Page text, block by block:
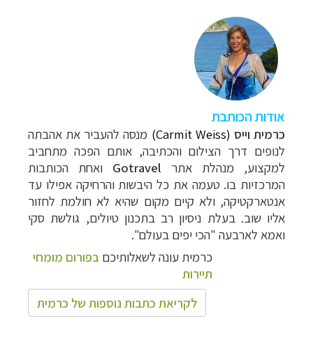
אודות הכותבת
כרמית וייס (Carmit Weiss)
מנסה להעביר את אהבתה
לנופים דרך הצילום והכתיבה, אותם הפכה מתחביב
למקצוע, מנהלת אתר Gotravel
ואחת הכותבות
המרכזיות בו. טעמה את כל היבשות והרחיקה אפילו עד
אנטארקטיקה, ולא קיים מקום שהיא לא חולמת לחזור
אליו שוב. בעלת ניסיון רב בתכנון טיולים, גולשת סקי
ואמא לארבעה "הכי יפים בעולם".
כרמית עונה לשאלותיכם בפורום מומחי
תיירות
לקריאת כתבות נוספות של כרמית